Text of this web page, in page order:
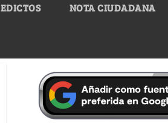
EDICTOS NOTA CIUDADANA